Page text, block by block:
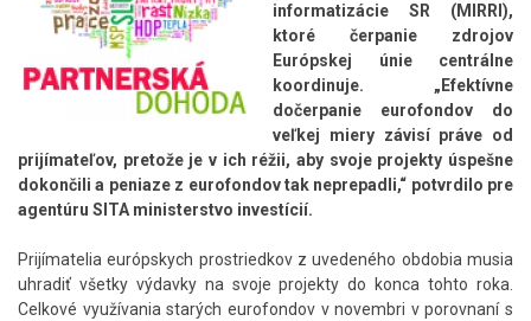
informatizácie SR (MIRRI),
ktoré čerpanie zdrojov
Európskej únie centrálne
koordinuje. „Efektívne
dočerpanie eurofondov do
veľkej miery závisí práve od
prijímateľov, pretože je v ich réžii, aby svoje projekty úspešne
dokončili a peniaze z eurofondov tak neprepadli,“ potvrdilo pre
agentúru SITA ministerstvo investícií.
Prijímatelia európskych prostriedkov z uvedeného obdobia musia
uhradiť všetky výdavky na svoje projekty do konca tohto roka.
Celkové využívania starých eurofondov v novembri v porovnaní s